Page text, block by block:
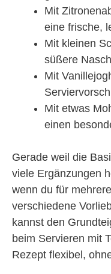
Mit
eine frische,
Mit kleinen
süßere
Mit
Mit etwas
einen
Gerade weil die
viele Ergänzungen
wenn du für
verschiedene
kannst den
beim Servieren mit
Rezept flexibel,